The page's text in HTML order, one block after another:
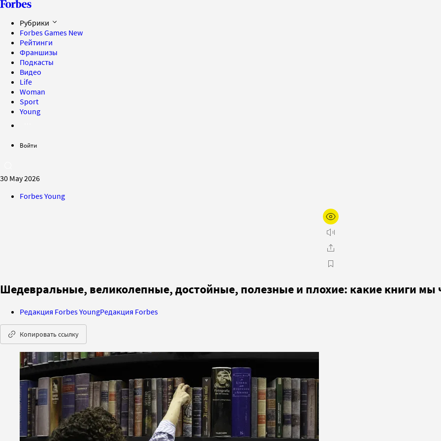
Рубрики
Forbes Games New
Рейтинги
Франшизы
Подкасты
Видео
Life
Woman
Sport
Young
Войти
30 May 2026
Forbes Young
Шедевральные, великолепные, достойные, полезные и плохие: какие книги мы
Редакция Forbes YoungРедакция Forbes
Копировать ссылку